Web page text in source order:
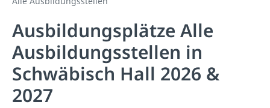
Ausbildungsplätze Alle
Ausbildungsstellen in
Schwäbisch Hall 2026 &
2027